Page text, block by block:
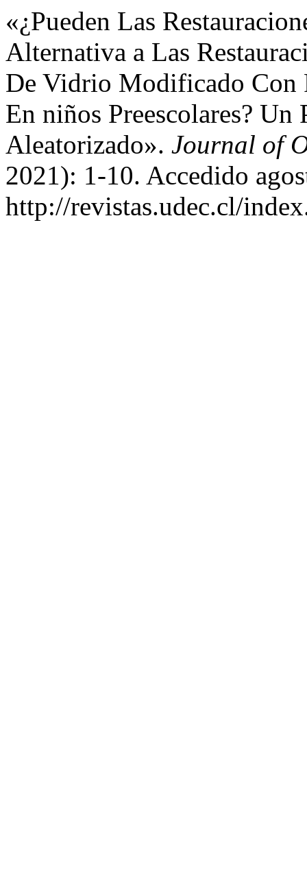
«¿Pueden Las
Alternativa a Las
De Vidrio Modificado Con
En niños Preescolares?
Aleatorizado». Journal of
2021): 1-10. Accedido
http://revistas.udec.cl/